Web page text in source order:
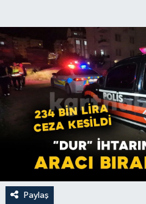
Paylaş